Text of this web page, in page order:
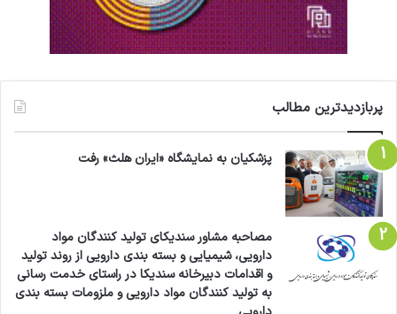
یافته و منجر به بروز سنگ کلیه شود. به همین دلیل،
پزشکان مصرف متعادل و همراه با مایعات فراوان را
توصیه می‌کنند.
ریواس گیاهی است که تنها در مدت کوتاهی از سال
در دسترس است، اما در همین فرصت کم، می‌تواند
به بخشی مؤثر از تغذیه سالم تبدیل شود. چه آن را
در قالب غذا مصرف کنید، چه به صورت مربا یا حتی
نوشیدنی، ریواس می‌تواند به تقویت سیستم ایمنی،
پاکسازی بدن و کاهش التهاب کمک کند. کافی‌ست
پربازدیدترین مطالب
پزشکیان به نمایشگاه «ایران هلث» رفت
مصاحبه مشاور سندیکای تولید کنندگان مواد
دارویی، شیمیایی و بسته بندی دارویی از روند تولید
و اقدامات دبیرخانه سندیکا در راستای خدمت رسانی
به تولید کنندگان مواد دارویی و ملزومات بسته بندی